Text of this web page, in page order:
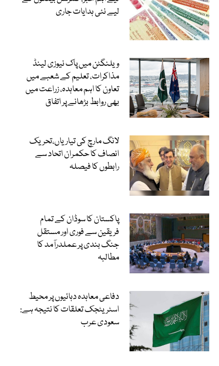
لیے نئی ہدایات جاری
ویلنگٹن میں پاک نیوزی لینڈ
مذاکرات، تعلیم کے شعبے میں
تعاون کا اہم معاہدہ، زراعت میں
بھی روابط بڑھانے پر اتفاق
لانگ مارچ کی تیاریاں،تحریک
انصاف کا حکمران اتحاد سے
رابطوں کا فیصلہ
پاکستان کا سوڈان کے تمام
فریقین سے فوری اور مستقل
جنگ بندی پر عملدرآمد کا
مطالبہ
دفاعی معاہدہ دہائیوں پر محیط
اسٹریٹجک تعلقات کا نتیجہ ہے:
سعودی عرب